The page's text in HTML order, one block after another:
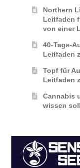
Northern
Leitfaden
von einer
40-Tage-
Leitfaden
Topf für
Leitfaden
Cannabis
wissen